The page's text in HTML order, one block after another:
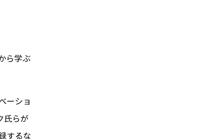
ら学ぶ
ーショ
氏らが
するな